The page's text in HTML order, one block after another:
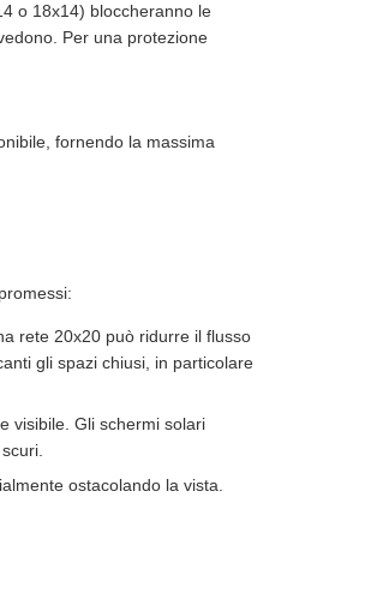
o 18x14) bloccheranno le
Per una protezione
fornendo la massima
rete 20x20 può ridurre il flusso
gli spazi chiusi, in particolare
visibile. Gli schermi solari
ostacolando la vista.